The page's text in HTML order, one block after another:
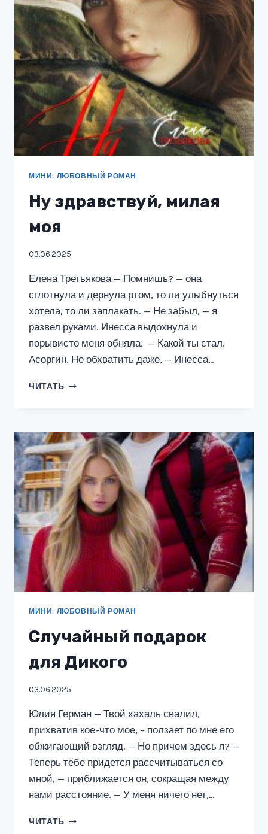
МИНИ: ЛЮБОВНЫЙ РОМАН
Ну здравствуй, милая
моя
03.06.2025
Елена Третьякова — Помнишь? — она
сглотнула и дернула ртом, то ли улыбнуться
хотела, то ли заплакать. — Не забыл, — я
развел руками. Инесса выдохнула и
порывисто меня обняла. — Какой ты стал,
Асоргин. Не обхватить даже, — Инесса…
ЧИТАТЬ НУ
МИНИ: ЛЮБОВНЫЙ РОМАН
Случайный подарок
для Дикого
03.06.2025
Юлия Герман — Твой хахаль свалил,
прихватив кое-что мое, – ползает по мне его
обжигающий взгляд. — Но причем здесь я? —
Теперь тебе придется рассчитываться со
мной, — приближается он, сокращая между
нами расстояние. — У меня ничего нет,…
ЧИТАТЬ СЛУЧАЙНЫЙ